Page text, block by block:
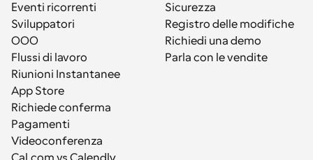
Eventi ricorrenti
Sviluppatori
OOO
Flussi di lavoro
Riunioni Instantanee
App Store
Richiede conferma
Pagamenti
Videoconferenza
Sicurezza
Registro delle modifiche
Richiedi una demo
Parla con le vendite